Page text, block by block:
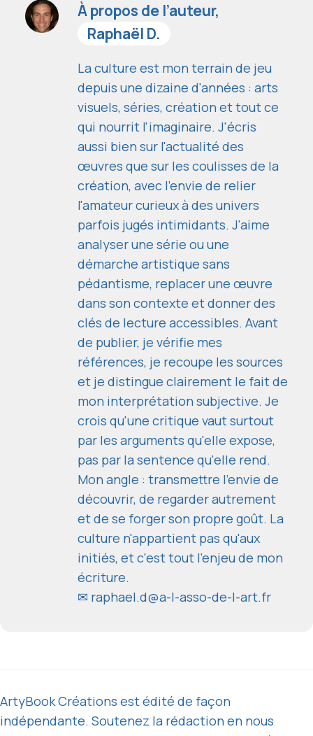
À propos de l’auteur,
Raphaël D.
La culture est mon terrain de jeu
depuis une dizaine d'années : arts
visuels, séries, création et tout ce
qui nourrit l'imaginaire. J'écris
aussi bien sur l'actualité des
œuvres que sur les coulisses de la
création, avec l'envie de relier
l'amateur curieux à des univers
parfois jugés intimidants. J'aime
analyser une série ou une
démarche artistique sans
pédantisme, replacer une œuvre
dans son contexte et donner des
clés de lecture accessibles. Avant
de publier, je vérifie mes
références, je recoupe les sources
et je distingue clairement le fait de
mon interprétation subjective. Je
crois qu'une critique vaut surtout
par les arguments qu'elle expose,
pas par la sentence qu'elle rend.
Mon angle : transmettre l'envie de
découvrir, de regarder autrement
et de se forger son propre goût. La
culture n'appartient pas qu'aux
initiés, et c'est tout l'enjeu de mon
écriture.
✉ raphael.d@a-l-asso-de-l-art.fr
ArtyBook Créations est édité de façon
indépendante. Soutenez la rédaction en nous